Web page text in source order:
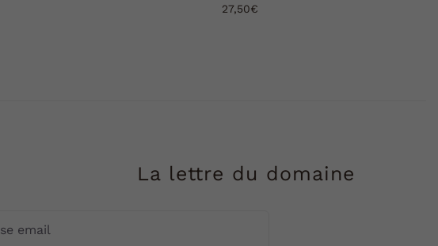
27,50€
La lettre du domaine